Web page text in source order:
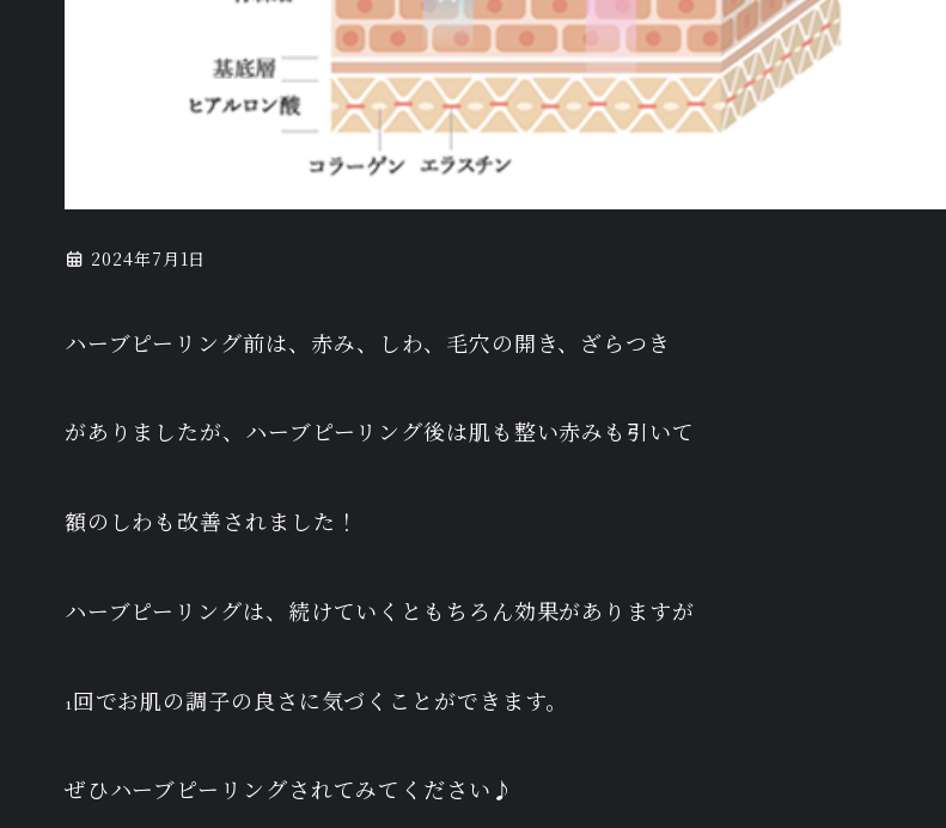
2024年7月1日
ハーブピーリング前は、赤み、しわ、毛穴の開き、ざらつき
がありましたが、ハーブピーリング後は肌も整い赤みも引いて
額のしわも改善されました！
ハーブピーリングは、続けていくともちろん効果がありますが
1回でお肌の調子の良さに気づくことができます。
ぜひハーブピーリングされてみてください♪